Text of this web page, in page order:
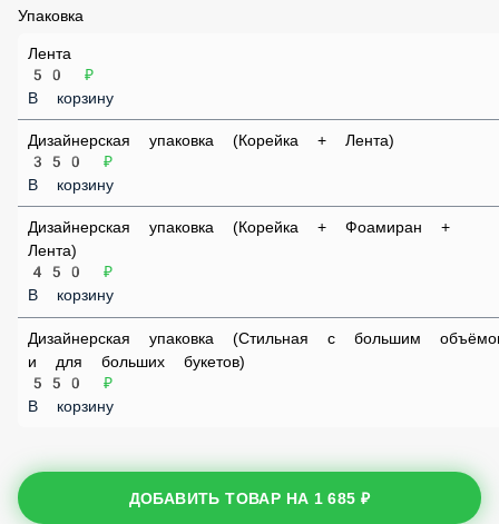
Лента
В корзину
Дизайнерская упаковка (Корейка + Лента)
350 ₽
В корзину
Дизайнерская упаковка (Корейка + Фоамиран + Лента)
450 ₽
В корзину
для больших букетов)
550 ₽
В корзину
ДОБАВИТЬ ТОВАР НА 1 685 ₽